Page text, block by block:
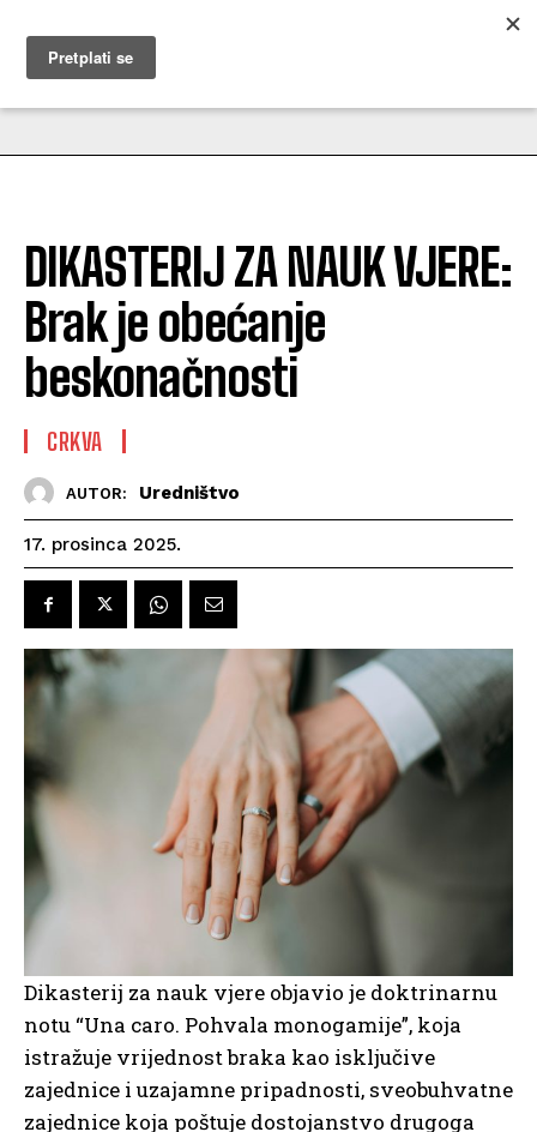
MUŽEVNI BUDITE
DIKASTERIJ ZA NAUK VJERE:
Brak je obećanje
beskonačnosti
CRKVA
AUTOR: Uredništvo
17. prosinca 2025.
Dikasterij za nauk vjere objavio je doktrinarnu
notu “Una caro. Pohvala monogamije”, koja
istražuje vrijednost braka kao isključive
zajednice i uzajamne pripadnosti, sveobuhvatne
zajednice koja poštuje dostojanstvo drugoga